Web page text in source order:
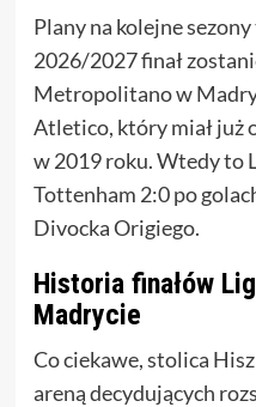
Plany na kolejne
2026/2027 finał
Metropolitano w
Atletico, który miał już
w 2019 roku. Wtedy to
Tottenham 2:0 po
Divocka Origiego.
Historia finałów
Madrycie
Co ciekawe, stolica
areną decydujących